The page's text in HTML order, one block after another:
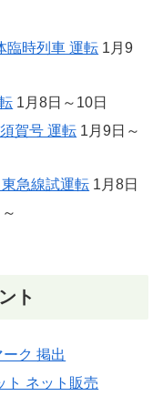
臨時列車 運転 1月9
1月8日～10日
賀号 運転 1月9日～
急線試運転 1月8日
ト
ク 掲出
ト ネット販売